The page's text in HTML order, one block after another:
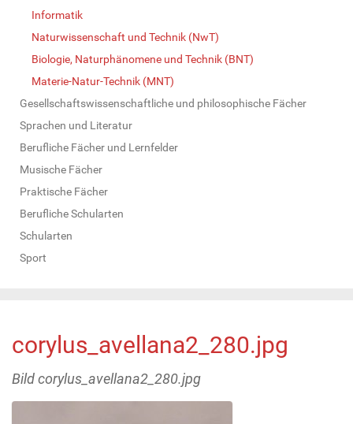
Informatik
Naturwissenschaft und Technik (NwT)
Biologie, Naturphänomene und Technik (BNT)
Materie-Natur-Technik (MNT)
Gesellschaftswissenschaftliche und philosophische Fächer
Sprachen und Literatur
Berufliche Fächer und Lernfelder
Musische Fächer
Praktische Fächer
Berufliche Schularten
Schularten
Sport
corylus_avellana2_280.jpg
Bild corylus_avellana2_280.jpg